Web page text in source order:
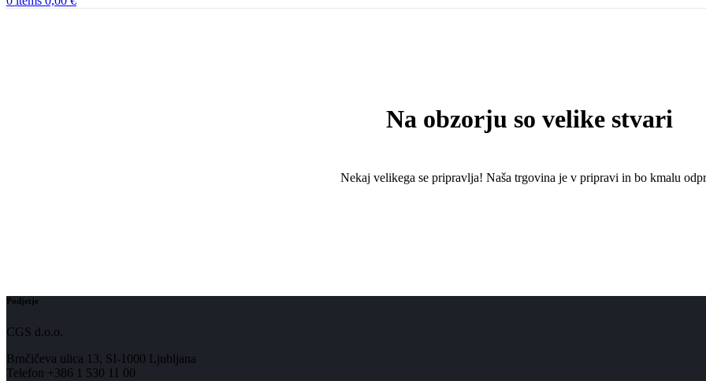
Na obzorju so velike stvari
Nekaj ​​velikega se pripravlja! Naša trgovina je v pripravi in ​​bo kmalu
Podjetje
CGS d.o.o.
Brnčičeva ulica 13, SI-1000 Ljubljana
Telefon +386 1 530 11 00